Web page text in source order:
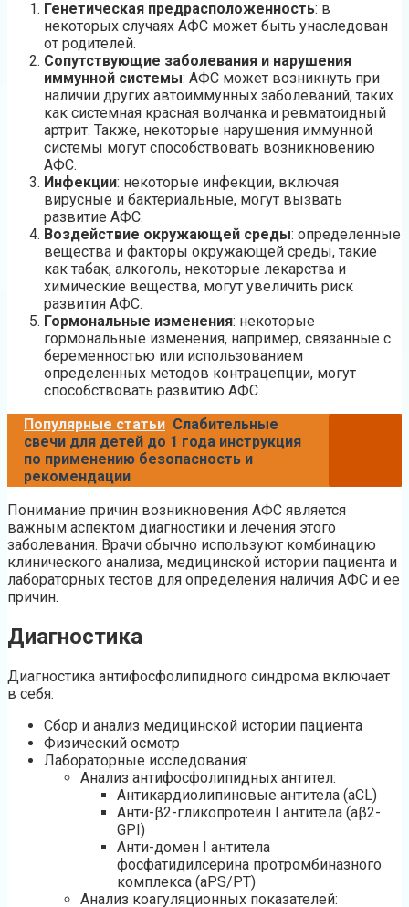
Генетическая предрасположенность: в
некоторых случаях АФС может быть унаследован
от родителей.
Сопутствующие заболевания и нарушения
иммунной системы: АФС может возникнуть при
наличии других автоиммунных заболеваний, таких
как системная красная волчанка и ревматоидный
артрит. Также, некоторые нарушения иммунной
системы могут способствовать возникновению
АФС.
Инфекции: некоторые инфекции, включая
вирусные и бактериальные, могут вызвать
развитие АФС.
Воздействие окружающей среды: определенные
вещества и факторы окружающей среды, такие
как табак, алкоголь, некоторые лекарства и
химические вещества, могут увеличить риск
развития АФС.
Гормональные изменения: некоторые
гормональные изменения, например, связанные с
беременностью или использованием
определенных методов контрацепции, могут
способствовать развитию АФС.
Популярные статьи Слабительные
свечи для детей до 1 года инструкция
по применению безопасность и
рекомендации
Понимание причин возникновения АФС является
важным аспектом диагностики и лечения этого
заболевания. Врачи обычно используют комбинацию
клинического анализа, медицинской истории пациента и
лабораторных тестов для определения наличия АФС и ее
причин.
Диагностика
Диагностика антифосфолипидного синдрома включает
в себя:
Сбор и анализ медицинской истории пациента
Физический осмотр
Лабораторные исследования:
Анализ антифосфолипидных антител:
Антикардиолипиновые антитела (аCL)
Анти-β2-гликопротеин I антитела (аβ2-
GPI)
Анти-домен I антитела
фосфатидилсерина протромбиназного
комплекса (аPS/PT)
Анализ коагуляционных показателей: